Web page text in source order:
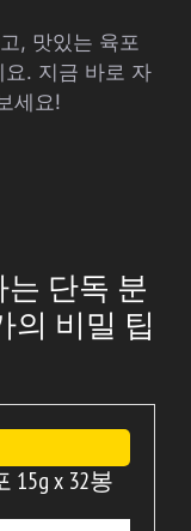
, 맛있는 육포
. 지금 바로 자
세요!
단독 분
의 비밀 팁
x 32봉